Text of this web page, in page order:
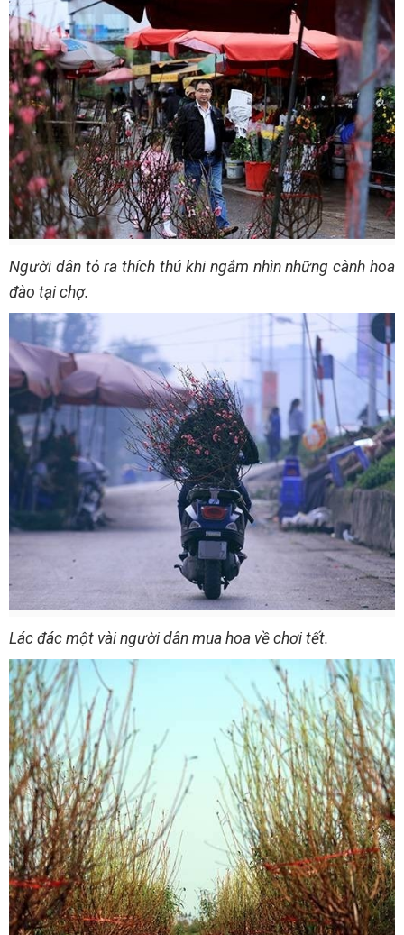
Người dân tỏ ra thích thú khi ngắm nhìn những cành hoa
đào tại chợ.
Lác đác một vài người dân mua hoa về chơi tết.